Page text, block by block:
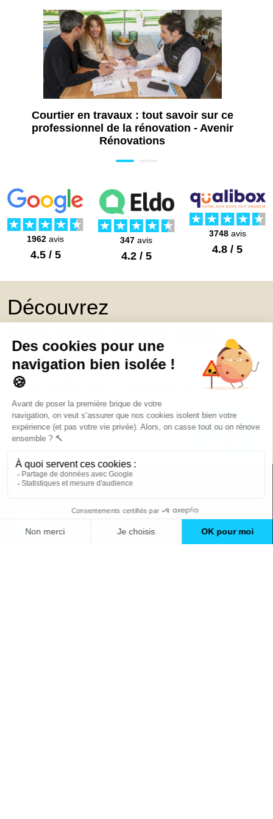
Courtier en travaux : tout savoir sur ce
professionnel de la rénovation - Avenir
Rénovations
1962 avis
4.5 / 5
347 avis
4.2 / 5
3748avis
4.8 / 5
Découvrez
un catalogue de
conseils et inspirations
Trouver une agence